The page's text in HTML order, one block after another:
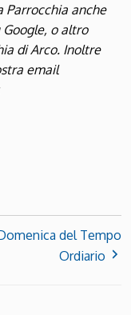
Parrocchia anche
Google, o altro
di Arco. Inoltre
email
del Tempo
Ordiario